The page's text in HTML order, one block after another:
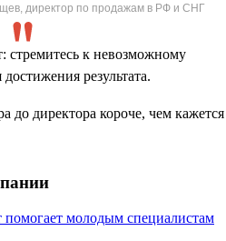
директор по продажам в РФ и СНГ
стремитесь к невозможному
результата.